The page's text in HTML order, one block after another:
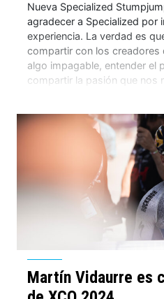
Nueva Specialized
agradecer a Specialized por
experiencia. La verdad es
compartir con los creadores
algo impagable, entender el
compartir la pasión que nos
Martín Vidaurre es